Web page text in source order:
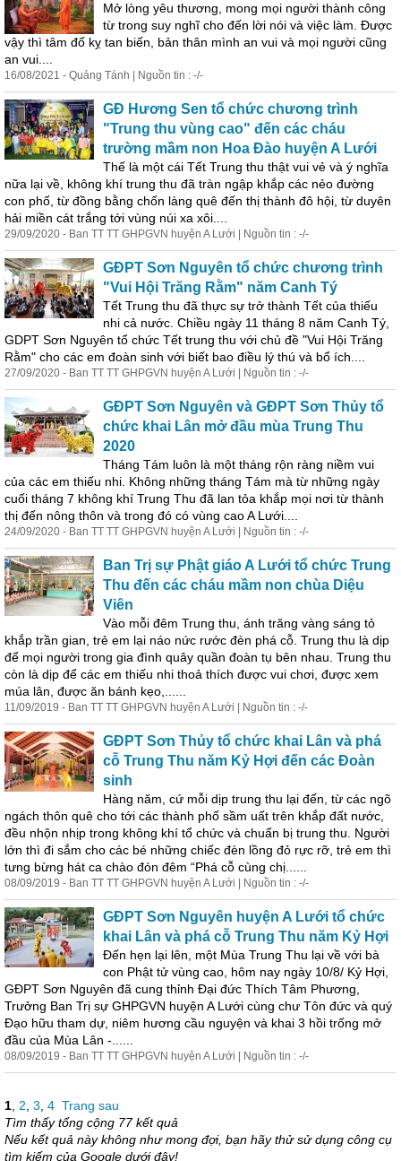
Mở lòng yêu thương, mong mọi người thành công
từ trong suy nghĩ cho đến lời nói và việc làm. Được
vậy thì tâm đố kỵ tan biến, bản thân mình an vui và mọi người cũng
an vui....
16/08/2021 - Quảng Tánh | Nguồn tin : -/-
GĐ Hương Sen tổ chức chương trình
"Trung thu vùng cao" đến các cháu
trường mầm non Hoa Đào huyện A Lưới
Thế là một cái Tết Trung thu thật vui vẻ và ý nghĩa
nữa lại về, không khí trung thu đã tràn ngập khắp các nẻo đường
con phố, từ đồng bằng chốn làng quê đến thị thành đô hội, từ duyên
hải miền cát trắng tới vùng núi xa xôi....
29/09/2020 - Ban TT TT GHPGVN huyện A Lưới | Nguồn tin : -/-
GĐPT Sơn Nguyên tổ chức chương trình
"Vui Hội Trăng Rằm" năm Canh Tý
Tết Trung thu đã thực sự trở thành Tết của thiếu
nhi cả nước. Chiều ngày 11 tháng 8 năm Canh Tý,
GDPT Sơn Nguyên tổ chức Tết trung thu với chủ đề "Vui Hội Trăng
Rằm" cho các em đoàn sinh với biết bao điều lý thú và bổ ích....
27/09/2020 - Ban TT TT GHPGVN huyện A Lưới | Nguồn tin : -/-
GĐPT Sơn Nguyên và GĐPT Sơn Thủy tổ
chức khai Lân mở đầu mùa Trung Thu
2020
Tháng Tám luôn là một tháng rộn ràng niềm vui
của các em thiếu nhi. Không những tháng Tám mà từ những ngày
cuối tháng 7 không khí Trung Thu đã lan tỏa khắp mọi nơi từ thành
thị đến nông thôn và trong đó có vùng cao A Lưới....
24/09/2020 - Ban TT TT GHPGVN huyện A Lưới | Nguồn tin : -/-
Ban Trị sự Phật giáo A Lưới tổ chức Trung
Thu đến các cháu mầm non chùa Diệu
Viên
Vào mỗi đêm Trung thu, ánh trăng vàng sáng tỏ
khắp trần gian, trẻ em lại náo nức rước đèn phá cỗ . Trung thu là dịp
để mọi người trong gia đình quây quần đoàn tụ bên nhau. Trung thu
còn là dịp để các em thiếu nhi thoả thích được vui chơi, được xem
múa lân, được ăn bánh kẹo,......
11/09/2019 - Ban TT TT GHPGVN huyện A Lưới | Nguồn tin : -/-
GĐPT Sơn Thủy tổ chức khai Lân và phá
cỗ Trung Thu năm Kỷ Hợi đến các Đoàn
sinh
Hàng năm, cứ mỗi dịp trung thu lại đến, từ các ngõ
ngách thôn quê cho tới các thành phố sầm uất trên khắp đất nước,
đều nhộn nhịp trong không khí tổ chức và chuẩn bị trung thu. Người
lớn thì đi sắm cho các bé những chiếc đèn lồng đỏ rực rỡ, trẻ em thì
tưng bừng hát ca chào đón đêm “Phá cỗ cùng chị......
08/09/2019 - Ban TT TT GHPGVN huyện A Lưới | Nguồn tin : -/-
GĐPT Sơn Nguyên huyện A Lưới tổ chức
khai Lân và phá cỗ Trung Thu năm Kỷ Hợi
Đến hẹn lại lên, một Mùa Trung Thu lại về với bà
con Phật tử vùng cao, hôm nay ngày 10/8/ Kỷ Hợi,
GĐPT Sơn Nguyên đã cung thỉnh Đại đức Thích Tâm Phương,
Trưởng Ban Trị sự GHPGVN huyện A Lưới cùng chư Tôn đức và quý
Đạo hữu tham dự, niêm hương cầu nguyện và khai 3 hồi trống mở
đầu của Mùa Lân -......
08/09/2019 - Ban TT TT GHPGVN huyện A Lưới | Nguồn tin : -/-
1 2 3 4 Trang sau
Tìm thấy tổng cộng 77 kết quả
Nếu kết quả này không như mong đợi, bạn hãy thử sử dụng công cụ
tìm kiếm của Google dưới đây!